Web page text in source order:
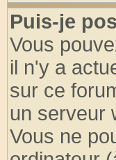
Puis-je
Vous
il n'y a
sur ce
un serveur
Vous ne